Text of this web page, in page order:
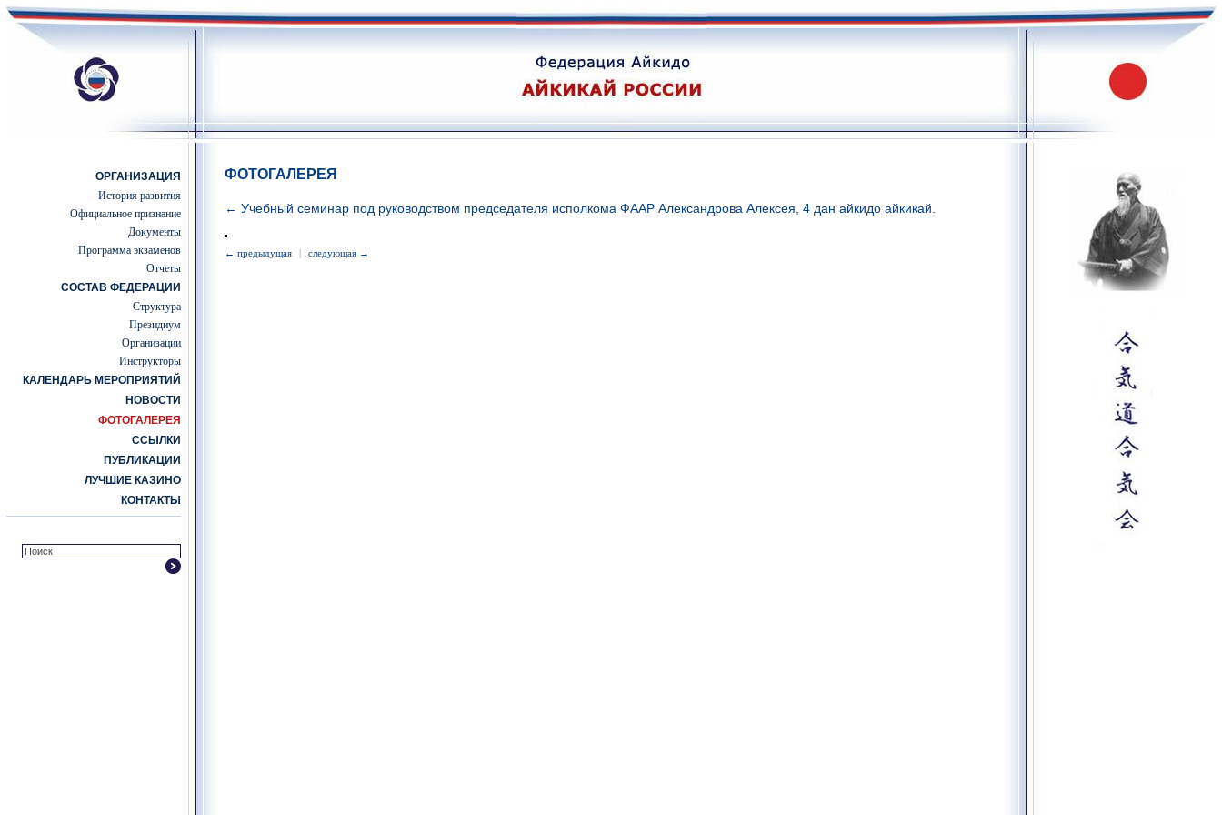
ОРГАНИЗАЦИЯ
История развития
Официальное признание
Документы
Программа экзаменов
Отчеты
СОСТАВ ФЕДЕРАЦИИ
Структура
Президиум
Организации
Инструкторы
КАЛЕНДАРЬ МЕРОПРИЯТИЙ
НОВОСТИ
ФОТОГАЛЕРЕЯ
ССЫЛКИ
ПУБЛИКАЦИИ
ЛУЧШИЕ КАЗИНО
КОНТАКТЫ
ФОТОГАЛЕРЕЯ
← Учебный семинар под руководством председателя исполкома ФААР Александрова Алексея, 4 дан айкидо айкикай.
← предыдущая | следующая →